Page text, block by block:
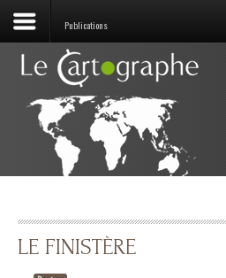
Publications
LE FINISTÈRE